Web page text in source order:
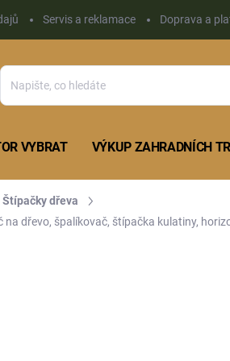
Servis a reklamace Doprava a
VYBRAT VÝKUP ZAHRADNÍCH
Štípačky dřeva
na dřevo, špalíkovač, štípačka kulatiny,